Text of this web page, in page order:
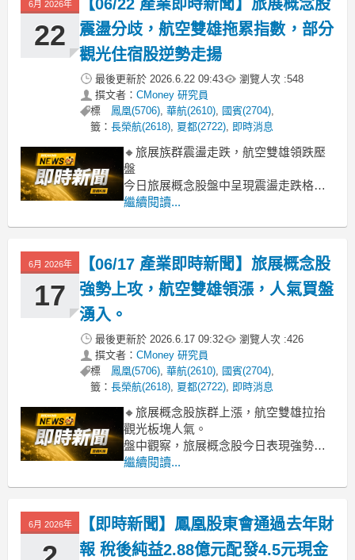
升，以及市場對下半年旅遊旺季的期待
感增溫有關。雖然部分飯店與旅行
6月 2026年
22
【06/22 產業即時新聞】旅展概念股
震盪分歧，航空雙雄拖累指數，部分
觀光住宿股逆勢走揚
最後更新於 2026.6.22 09:43 瀏覽人次 :548
撰文者： CMoney 研究員
標
籤：
鳳凰(5706),華航(2610), 國賓(2704),
長榮航(2618), 夏都(2722), 即時消息
🔸旅展族群震盪走跌，航空雙雄領跌壓
盤
今日旅展概念股盤中呈現震盪走跌格
局，類股跌幅達3.05%。主要拖累指數的
重，市場推測可能與國際油價波動、美
元升值壓力或法人近期調節部位等因素
有關。然而，同一族群內卻出現顯著分
繼續閱讀...
6月 2026年
17
【06/17 產業即時新聞】旅展概念股
強勢上攻，航空雙雄領漲，人氣買盤
湧入。
最後更新於 2026.6.17 09:32 瀏覽人次 :426
撰文者： CMoney 研究員
標
籤：
鳳凰(5706),華航(2610), 國賓(2704),
長榮航(2618), 夏都(2722), 即時消息
🔸旅展概念股族群上漲，航空雙雄拉抬
觀光板塊人氣。
盤中觀察，旅展概念股今日表現強勢，
類股漲幅達4.58%，其中以長榮航飆漲
國際旅展熱潮，以及即將到來的年底旅
遊旺季預期，帶動航空及觀光股買氣增
溫，預期第四季營收可期。
繼續閱讀...
6月 2026年
【即時新聞】鳳凰股東會通過去年財
報 稅後純益2.88億元配發4.5元現金